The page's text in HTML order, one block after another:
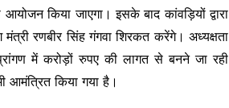
किया जाएगा। इसके बाद कांवड़ियों द्वारा
रणबीर सिंह गंगवा शिरकत करेंगे। अध्यक्षता
में करोड़ों रुपए की लागत से बनने जा रही
आमंत्रित किया गया है।